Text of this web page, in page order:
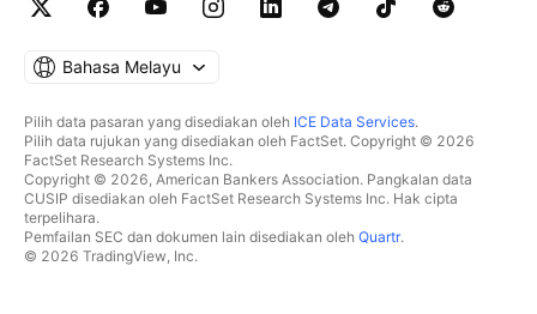
Bahasa Melayu
Pilih data pasaran yang disediakan oleh ICE Data Services.
Pilih data rujukan yang disediakan oleh FactSet. Copyright © 2026
FactSet Research Systems Inc.
Copyright © 2026, American Bankers Association. Pangkalan data
CUSIP disediakan oleh FactSet Research Systems Inc. Hak cipta
terpelihara.
Pemfailan SEC dan dokumen lain disediakan oleh Quartr.
© 2026 TradingView, Inc.